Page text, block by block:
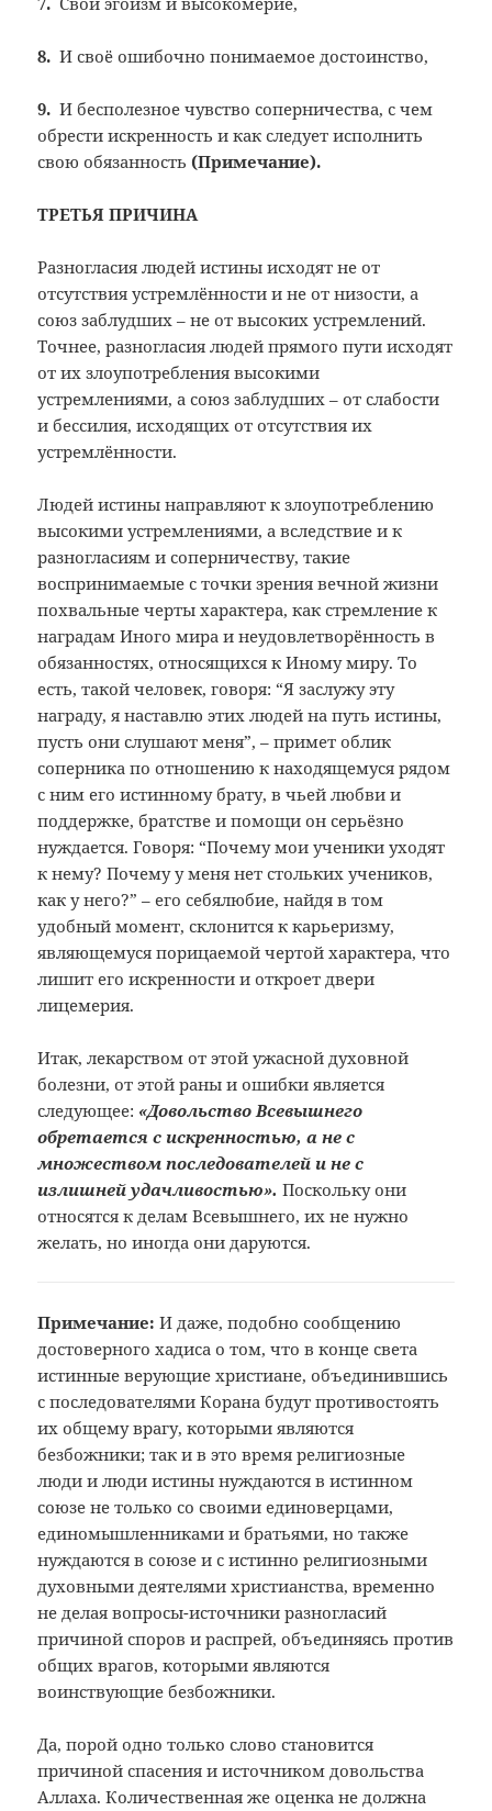
8. И своё ошибочно понимаемое достоинство,
9.И бесполезное чувство соперничества, с чем
обрести искренность и как следует исполнить
свою обязанность (Примечание).
ТРЕТЬЯ ПРИЧИНА
Разногласия людей истины исходят не от
отсутствия устремлённости и не от низости, а
союз заблудших – не от высоких устремлений.
Точнее, разногласия людей прямого пути исходят
от их злоупотребления высокими
устремлениями, а союз заблудших – от слабости
и бессилия, исходящих от отсутствия их
устремлённости.
Людей истины направляют к злоупотреблению
высокими устремлениями, а вследствие и к
разногласиям и соперничеству, такие
воспринимаемые с точки зрения вечной жизни
похвальные черты характера, как стремление к
наградам Иного мира и неудовлетворённость в
обязанностях, относящихся к Иному миру. То
есть, такой человек, говоря: “Я заслужу эту
награду, я наставлю этих людей на путь истины,
пусть они слушают меня”, – примет облик
соперника по отношению к находящемуся рядом
с ним его истинному брату, в чьей любви и
поддержке, братстве и помощи он серьёзно
нуждается. Говоря: “Почему мои ученики уходят
к нему? Почему у меня нет стольких учеников,
как у него?” – его себялюбие, найдя в том
удобный момент, склонится к карьеризму,
являющемуся порицаемой чертой характера, что
лишит его искренности и откроет двери
лицемерия.
Итак, лекарством от этой ужасной духовной
болезни, от этой раны и ошибки является
следующее: «Довольство Всевышнего
обретается с искренностью, а не с
множеством последователей и не с
излишней удачливостью». Поскольку они
относятся к делам Всевышнего, их не нужно
желать, но иногда они даруются.
Примечание: И даже, подобно сообщению
достоверногохадиса о том, что в конце света
истинныеверующие христиане, объединившись
споследователями Корана будут противостоять
их общему врагу, которыми являются
безбожники; так и в это время религиозные
люди и люди истины нуждаются в истинном
союзе не только со своими единоверцами,
единомышленниками и братьями, но также
нуждаются в союзе и с истинно религиозными
духовными деятелями христианства,временно
не делая вопросы-источникиразногласий
причиной споров и распрей,объединяясь против
общих врагов,которыми являются
воинствующиебезбожники.
Да, порой одно только слово становится
причиной спасения и источником довольства
Аллаха. Количественная же оценка не должна